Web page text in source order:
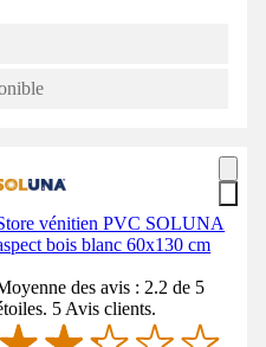
vénitien PVC SOLUNA
bois blanc 60x130 cm
des avis : 2.2 de 5
5 Avis clients.